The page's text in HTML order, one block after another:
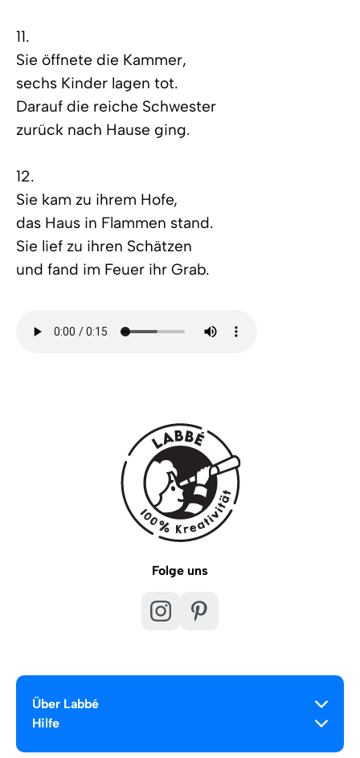
11.
Sie öffnete die Kammer,
sechs Kinder lagen tot.
Darauf die reiche Schwester
zurück nach Hause ging.
12.
Sie kam zu ihrem Hofe,
das Haus in Flammen stand.
Sie lief zu ihren Schätzen
und fand im Feuer ihr Grab.
Folge uns
Über Labbé
Hilfe